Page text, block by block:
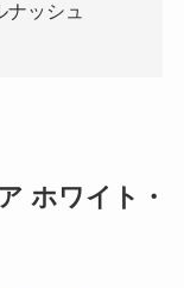
ッシュ
ホワイト・